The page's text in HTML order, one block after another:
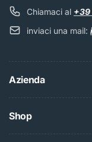
Chiamaci al +39
inviaci una mail:
Azienda
Shop